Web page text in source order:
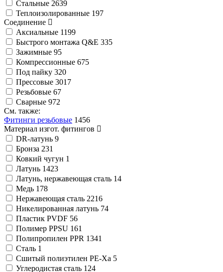
Стальные 2639
Теплоизолированные 197
Соединение
Аксиальные 1199
Быстрого монтажа Q&E 335
Зажимные 95
Компрессионные 675
Под пайку 320
Прессовые 3017
Резьбовые 67
Сварные 972
См. также:
Фитинги резьбовые 1456
Материал изгот. фитингов
DR-латунь 9
Бронза 231
Ковкий чугун 1
Латунь 1423
Латунь, нержавеющая сталь 14
Медь 178
Нержавеющая сталь 2216
Никелированная латунь 74
Пластик PVDF 56
Полимер PPSU 161
Полипропилен PPR 1341
Сталь 1
Сшитый полиэтилен PE-Xa 5
Углеродистая сталь 124